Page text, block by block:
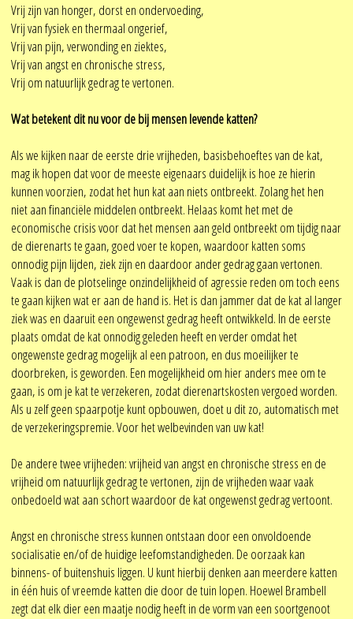
Vrij zijn van honger, dorst en ondervoeding,
Vrij van fysiek en thermaal ongerief,
Vrij van pijn, verwonding en ziektes,
Vrij van angst en chronische stress,
Vrij om natuurlijk gedrag te vertonen.
Wat betekent dit nu voor de bij mensen levende katten?
Als we kijken naar de eerste drie vrijheden, basisbehoeftes van de kat,
mag ik hopen dat voor de meeste eigenaars duidelijk is hoe ze hierin
kunnen voorzien, zodat het hun kat aan niets ontbreekt. Zolang het hen
niet aan financiële middelen ontbreekt. Helaas komt het met de
economische crisis voor dat het mensen aan geld ontbreekt om tijdig naar
de dierenarts te gaan, goed voer te kopen, waardoor katten soms
onnodig pijn lijden, ziek zijn en daardoor ander gedrag gaan vertonen.
Vaak is dan de plotselinge onzindelijkheid of agressie reden om toch eens
te gaan kijken wat er aan de hand is. Het is dan jammer dat de kat al langer
ziek was en daaruit een ongewenst gedrag heeft ontwikkeld. In de eerste
plaats omdat de kat onnodig geleden heeft en verder omdat het
ongewenste gedrag mogelijk al een patroon, en dus moeilijker te
doorbreken, is geworden. Een mogelijkheid om hier anders mee om te
gaan, is om je kat te verzekeren, zodat dierenartskosten vergoed worden.
Als u zelf geen spaarpotje kunt opbouwen, doet u dit zo, automatisch met
de verzekeringspremie. Voor het welbevinden van uw kat!
De andere twee vrijheden: vrijheid van angst en chronische stress en de
vrijheid om natuurlijk gedrag te vertonen, zijn de vrijheden waar vaak
onbedoeld wat aan schort waardoor de kat ongewenst gedrag vertoont.
Angst en chronische stress kunnen ontstaan door een onvoldoende
socialisatie en/of de huidige leefomstandigheden. De oorzaak kan
binnens- of buitenshuis liggen. U kunt hierbij denken aan meerdere katten
in één huis of vreemde katten die door de tuin lopen. Hoewel Brambell
zegt dat elk dier een maatje nodig heeft in de vorm van een soortgenoot